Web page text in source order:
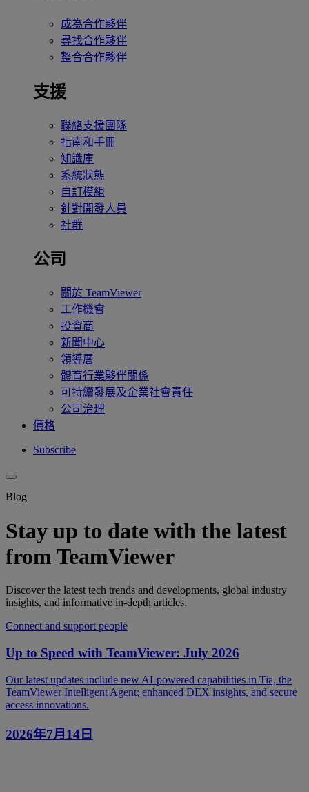
成為合作夥伴
尋找合作夥伴
整合合作夥伴
支援
聯絡支援團隊
指南和手冊
知識庫
系統狀態
自訂模組
針對開發人員
社群
公司
關於 TeamViewer
工作機會
投資商
新聞中心
領導層
體育行業夥伴關係
可持續發展及企業社會責任
公司治理
價格
Subscribe
Blog
Stay up to date with the latest
from TeamViewer
Discover the latest tech trends and developments, global industry
insights, and informative in-depth articles.
Connect and support people
Up to Speed with TeamViewer: July 2026
Our latest updates include new AI-powered capabilities in Tia, the
TeamViewer Intelligent Agent; enhanced DEX insights, and secure
access innovations.
2026年7月14日